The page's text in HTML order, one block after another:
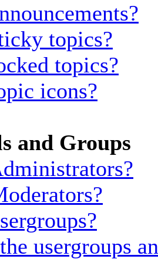
topics?
topics?
icons?
and Groups
usergroups